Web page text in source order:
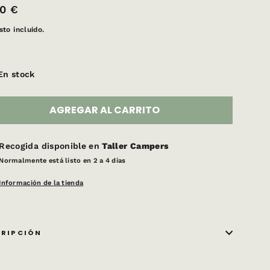
€
incluido.
stock
AGREGAR AL CARRITO
Recogida disponible enTaller Campers
Normalmente está listo en 2 a 4 días
Información de la tienda